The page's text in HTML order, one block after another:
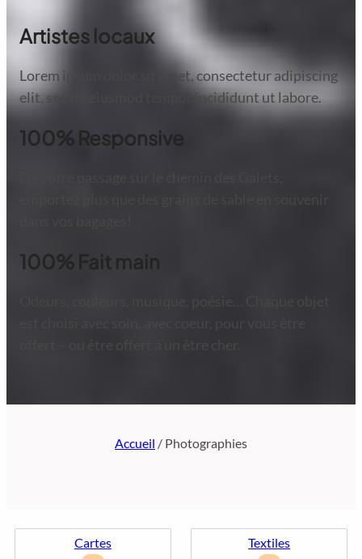
Artistes locaux
Lorem ipsum dolor sit amet, consectetur adipiscing
elit, sed do eiusmod tempor incididunt ut labore.
100% Responsive
100% Fait main
Accueil / Photographies
Cartes Textiles